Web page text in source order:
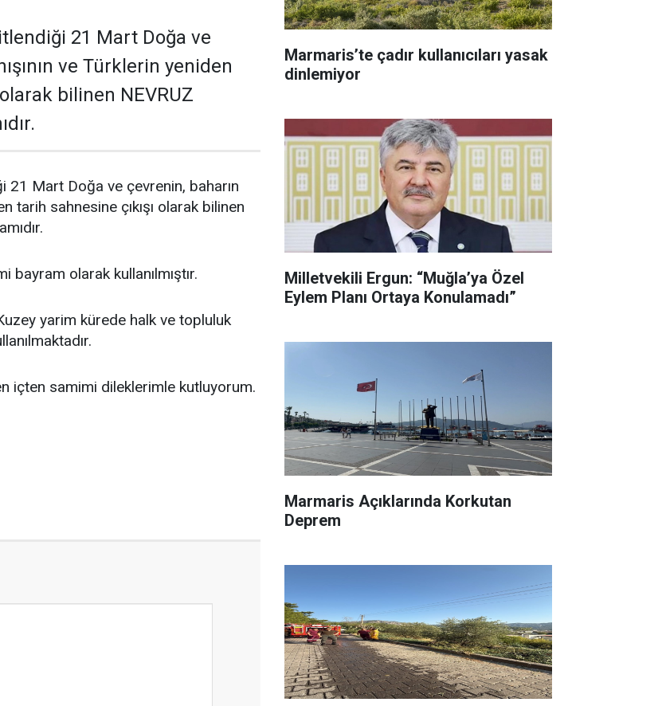
21 Mart Doğa ve
ve Türklerin yeniden
bilinen NEVRUZ
21 Mart Doğa ve çevrenin, baharın
tarih sahnesine çıkışı olarak bilinen
bayram olarak kullanılmıştır.
yarim kürede halk ve topluluk
içten samimi dileklerimle kutluyorum.
Marmaris’te çadır kullanıcıları yasak
dinlemiyor
Milletvekili Ergun: “Muğla’ya Özel
Eylem Planı Ortaya Konulamadı”
Marmaris Açıklarında Korkutan
Deprem